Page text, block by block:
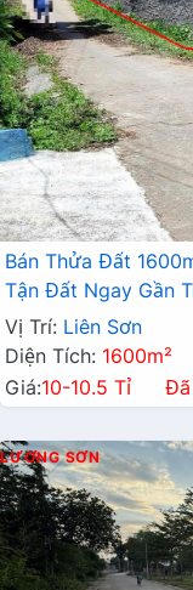
Bán Thửa Đất
Tận Đất Ngay Gần
Vị Trí: Liên Sơn
Diện Tích: 1600m²
Giá:10-10.5 Tỉ Đã
LƯƠNG SƠN